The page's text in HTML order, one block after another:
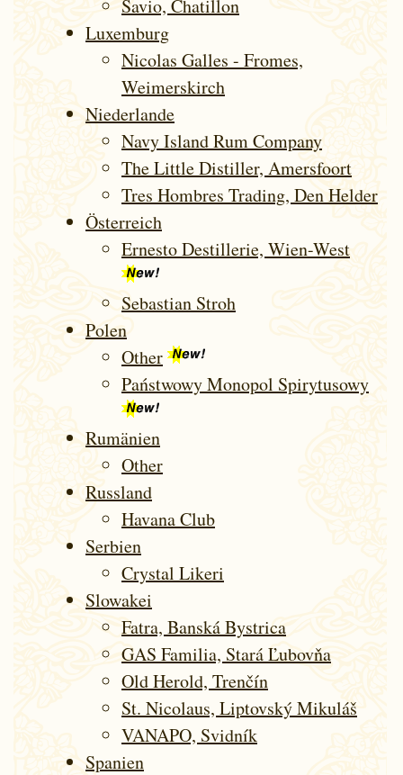
Savio, Chatillon
Luxem­burg
Nicolas Galles - Fromes,
Weimerskirch
Nieder­lande
Navy Island Rum Company
The Little Distiller, Amersfoort
Tres Hombres Trading, Den Helder
Ös­ter­reich
Ernesto Destillerie, Wien-West
Sebastian Stroh
Polen
Other
Państwowy Monopol Spirytusowy
Rumänien
Other
Russland
Havana Club
Serbien
Crystal Likeri
Slowakei
Fatra, Banská Bystrica
GAS Familia, Stará Ľubovňa
Old Herold, Trenčín
St. Nicolaus, Liptovský Mikuláš
VANAPO, Svidník
Spanien